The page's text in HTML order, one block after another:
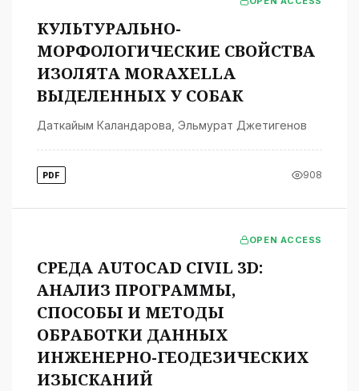
КУЛЬТУРАЛЬНО-
МОРФОЛОГИЧЕСКИЕ СВОЙСТВА
ИЗОЛЯТА MORAXELLA
ВЫДЕЛЕННЫХ У СОБАК
Даткайым Каландарова Эльмурат Джетигенов
PDF 908
OPEN ACCESS
СРЕДА AUTOCAD CIVIL 3D:
АНАЛИЗ ПРОГРАММЫ,
СПОСОБЫ И МЕТОДЫ
ОБРАБОТКИ ДАННЫХ
ИНЖЕНЕРНО-ГЕОДЕЗИЧЕСКИХ
ИЗЫСКАНИЙ